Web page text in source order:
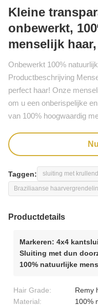
Kleine
onbewerkt,
menselijk
Onbewerkt 100%
Productbeschrijving
perfect haar! Onze
om u een onberispelijke
van 100% hoogwaardig
Taggen: sluiting met
Braziliaanse
Productdetails
Markeren: 4x4
Sluiting met dun
100% natuurlijke
Hair Grade:
Remy
Material:
100%